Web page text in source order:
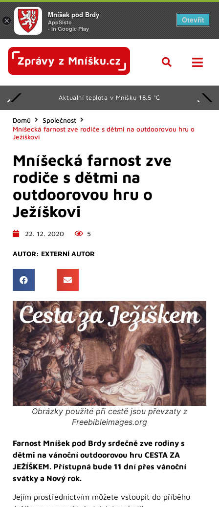
Aktuální teplota v Mníšku 18.5 °C
Domů
Společnost
Mníšecká farnost zve rodiče s dětmi na outdoorovou hru o
Ježíškovi
Mníšecká farnost zve
rodiče s dětmi na
outdoorovou hru o
Ježíškovi
22. 12. 2020 5
AUTOR: EXTERNÍ AUTOR
Obrázky použité při cestě jsou převzaty z
Freebibleimages.org
Farnost Mníšek pod Brdy srdečně zve rodiny s
dětmi na vánoční outdoorovou hru CESTA ZA
JEŽÍŠKEM. Přístupná bude 11 dní přes vánoční
svátky a Nový rok.
Jejím prostřednictvím můžete vstoupit do příběhu
×
Mníšek pod Brdy
AppSisto
- In Google Play
Otevřít